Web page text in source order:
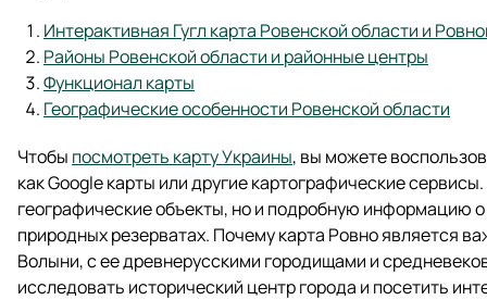
Интерактивная Гугл карта Ровенской области и
Районы Ровенской области и районные центры
Функционал карты
Географические особенности Ровенской области
Чтобы посмотреть карту Украины, вы можете
как Google карты или другие картографические
географические объекты, но и подробную информацию
природных резерватах. Почему карта Ровно является
Волыни, с ее древнерусскими городищами и
исследовать исторический центр города и посетить